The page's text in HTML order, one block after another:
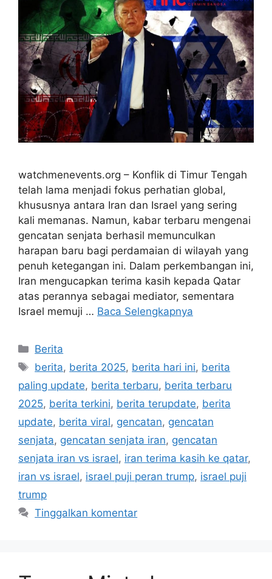
watchmenevents.org – Konflik di Timur Tengah
telah lama menjadi fokus perhatian global,
khususnya antara Iran dan Israel yang sering
kali memanas. Namun, kabar terbaru mengenai
gencatan senjata berhasil memunculkan
harapan baru bagi perdamaian di wilayah yang
penuh ketegangan ini. Dalam perkembangan ini,
Iran mengucapkan terima kasih kepada Qatar
atas perannya sebagai mediator, sementara
Israel memuji … Baca Selengkapnya
Kategori
Berita
Tag
berita, berita 2025, berita hari ini, berita
paling update, berita terbaru, berita terbaru
2025, berita terkini, berita terupdate, berita
update, berita viral, gencatan, gencatan
senjata, gencatan senjata iran, gencatan
senjata iran vs israel, iran terima kasih ke qatar,
iran vs israel, israel puji peran trump, israel puji
trump
Tinggalkan komentar